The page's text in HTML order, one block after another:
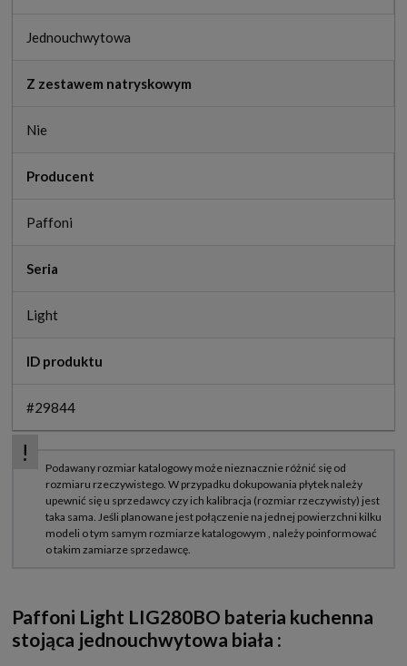
Jednouchwytowa
Z zestawem natryskowym
Nie
Producent
Paffoni
Seria
Light
ID produktu
#29844
Paffoni Light LIG280BO bateria kuchenna
stojąca jednouchwytowa biała :